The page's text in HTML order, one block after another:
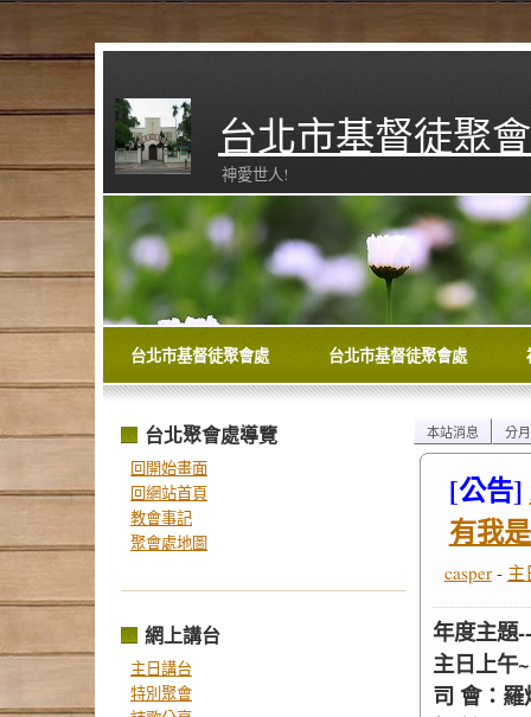
台北市基督徒聚
神愛世人!
台北市基督徒聚會處 台北市基督徒聚會處
台北聚會處導覽
回開始畫面
回網站首頁
教會事記
聚會處地圖
網上講台
主日講台
特別聚會
本站消息 分
[公告]
有我
casper- 主
年度主題
主日上午
司 會：羅